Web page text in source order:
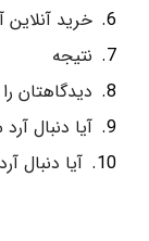
خرید آنلاین
نتیجه
دیدگاهتان
آیا دنبال
آیا دنبال